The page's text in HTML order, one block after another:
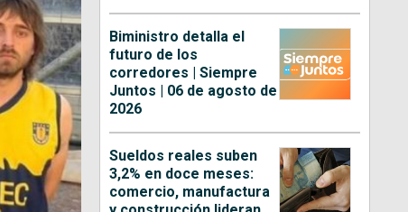
Biministro detalla el
futuro de los
corredores | Siempre
Juntos | 06 de agosto de
2026
Sueldos reales suben
3,2% en doce meses:
comercio, manufactura